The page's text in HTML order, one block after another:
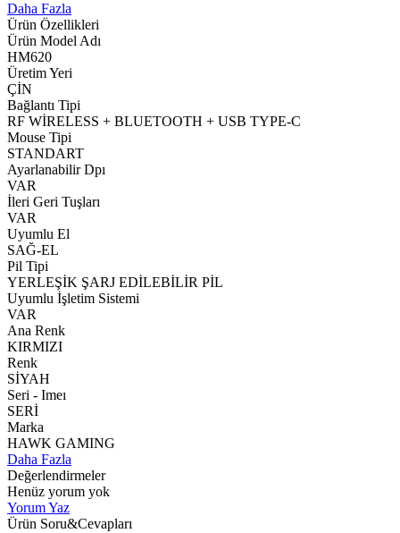
Daha Fazla
Ürün Özellikleri
Ürün Model Adı
HM620
Üretim Yeri
ÇİN
Bağlantı Tipi
RF WİRELESS + BLUETOOTH + USB TYPE-C
Mouse Tipi
STANDART
Ayarlanabilir Dpı
VAR
İleri Geri Tuşları
VAR
Uyumlu El
SAĞ-EL
Pil Tipi
YERLEŞİK ŞARJ EDİLEBİLİR PİL
Uyumlu İşletim Sistemi
VAR
Ana Renk
KIRMIZI
Renk
SİYAH
Seri - Imeı
SERİ
Marka
HAWK GAMING
Daha Fazla
Değerlendirmeler
Henüz yorum yok
Yorum Yaz
Ürün Soru&Cevapları